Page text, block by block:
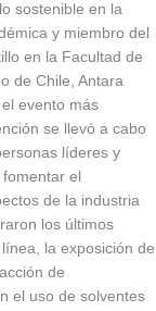
sostenible en la
y miembro del
en la Facultad de
de Chile, Antara
evento más
se llevó a cabo
líderes y
el
de la industria
los últimos
la exposición de
de
el uso de solventes